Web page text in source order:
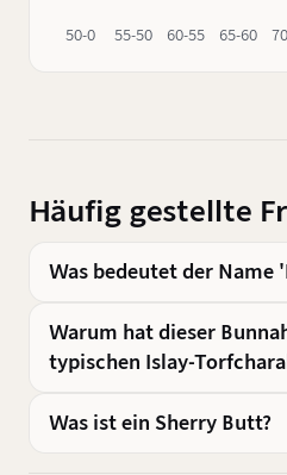
50-0 55-50 60-55 65-60
Häufig gestellte
Was bedeutet der Name
Warum hat dieser
typischen Islay-
Was ist ein Sherry Butt?